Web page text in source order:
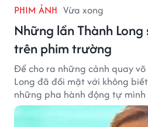
PHIM ẢNH Vừa xong
Những lần Thành
trên phim trường
Để cho ra những cảnh quay
Long đã đối mặt với không
những pha hành động tự mình